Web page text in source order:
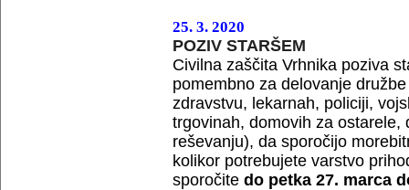
25. 3. 2020
POZIV STARŠEM
Civilna zaščita Vrhnika poziva
pomembno za delovanje
zdravstvu, lekarnah, policiji,
trgovinah, domovih za
reševanju), da sporočijo
kolikor potrebujete varstvo
sporočite do petka 27. marca